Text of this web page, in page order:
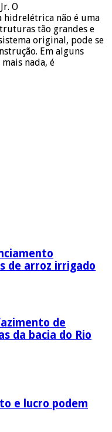
O
hidrelétrica não é uma
tão grandes e
original, pode se
Em alguns
nada, é
de arroz irrigado
de
da bacia do Rio
e lucro podem